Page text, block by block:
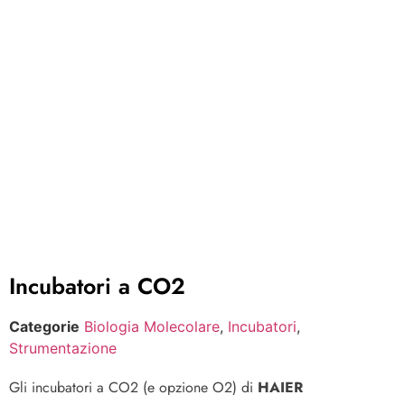
Incubatori a CO2
Categorie Biologia Molecolare, Incubatori,
Strumentazione
Gli incubatori a CO2 (e opzione O2) di HAIER